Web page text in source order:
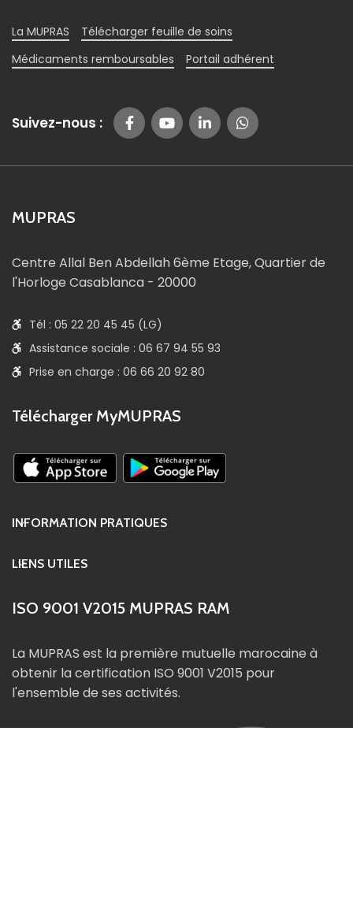
La MUPRAS
Télécharger feuille de soins
Médicaments remboursables
Portail adhérent
Suivez-nous :
MUPRAS
Centre Allal Ben Abdellah 6ème Etage, Quartier de
l'Horloge Casablanca - 20000
Tél : 05 22 20 45 45 (LG)
Assistance sociale : 06 67 94 55 93
Prise en charge : 06 66 20 92 80
Télécharger MyMUPRAS
INFORMATION PRATIQUES
LIENS UTILES
ISO 9001 V2015 MUPRAS RAM
La MUPRAS est la première mutuelle marocaine à
obtenir la certification ISO 9001 V2015 pour
l'ensemble de ses activités.